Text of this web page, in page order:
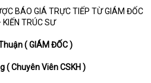
BÁO GIÁ TRỰC TIẾP TỪ GIÁM ĐỐC
KIẾN TRÚC SƯ
( GIÁM ĐỐC )
( Chuyên Viên CSKH )